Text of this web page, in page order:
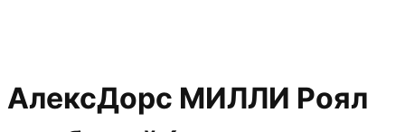
АлексДорс МИЛЛИ Роял